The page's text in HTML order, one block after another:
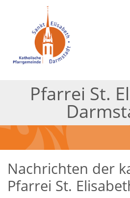
Pfarrei St.
Nachrichten der
Pfarrei St.